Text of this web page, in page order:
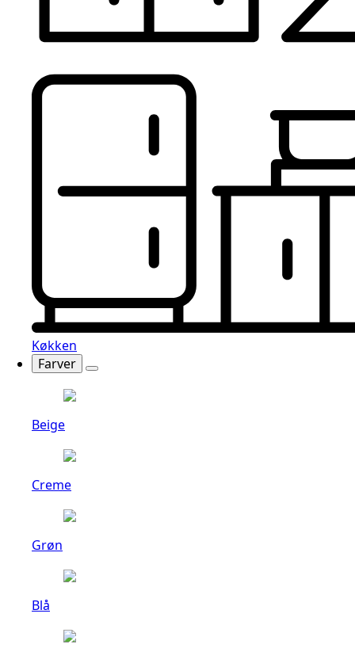
Køkken
Farver
Beige
Creme
Grøn
Blå